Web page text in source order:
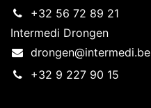
+32 56 72 89 21
Intermedi Drongen
drongen@intermedi.be
+32 9 227 90 15